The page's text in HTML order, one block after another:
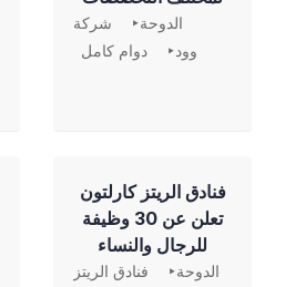
الدوحة
شركة
وود
دوام كامل
فنادق الريتز كارلتون
تعلن عن 30 وظيفة
للرجال والنساء
الدوحة
فنادق الريتز